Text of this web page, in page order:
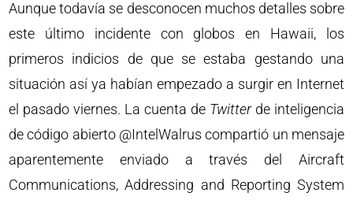
Aunque todavía se desconocen muchos detalles sobre
este último incidente con globos en Hawaii, los
primeros indicios de que se estaba gestando una
situación así ya habían empezado a surgir en Internet
el pasado viernes. La cuenta de Twitterde inteligencia
de código abierto @IntelWalrus compartió un mensaje
aparentemente enviado a través del Aircraft
Communications, Addressing and Reporting System